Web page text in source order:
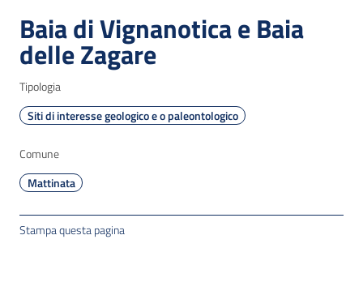
Baia di Vignanotica e Baia
delle Zagare
Tipologia
Siti di interesse geologico e o paleontologico
Comune
Mattinata
Stampa questa pagina